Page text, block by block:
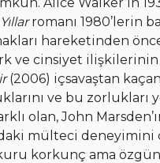
romanı 1980’lerin
hareketinden
ve cinsiyet
(2006) içsavaştan
ve bu
olan, John
mülteci
korkunç ama